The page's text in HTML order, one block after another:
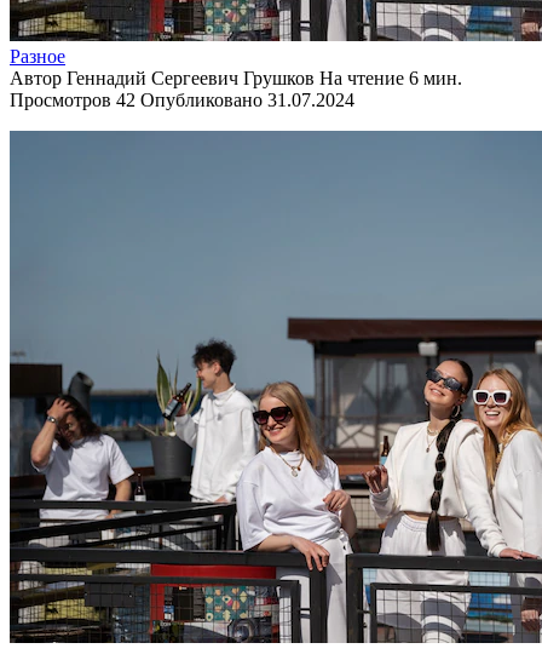
Разное
Автор Геннадий Сергеевич Грушков На чтение 6 мин.
Просмотров 42 Опубликовано 31.07.2024